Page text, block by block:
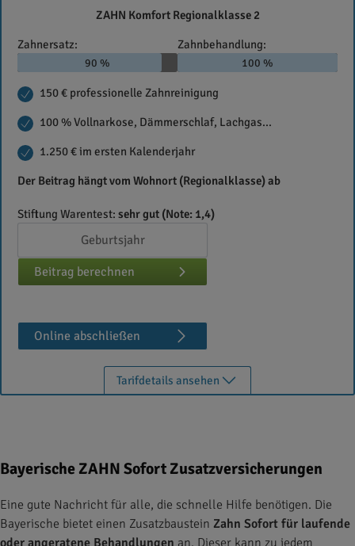
Die
ZAHN Komfort Regionalklasse 2
Zahnersatz:
90 %
Zahnbehandlung:
100 %
150 € professionelle Zahnreinigung
100 % Vollnarkose, Dämmerschlaf, Lachgas...
1.250 € im ersten Kalenderjahr
Der Beitrag hängt vom Wohnort (Regionalklasse) ab
Stiftung Warentest: sehr gut (Note: 1,4)
Beitrag berechnen
Online abschließen
Tarifdetails ansehen
Bayerische ZAHN Sofort Zusatzversicherungen
Eine gute Nachricht für alle, die schnelle Hilfe benötigen. Die
Bayerische bietet einen Zusatzbaustein Zahn Sofort für laufende
oder angeratene Behandlungen an. Dieser kann zu jedem